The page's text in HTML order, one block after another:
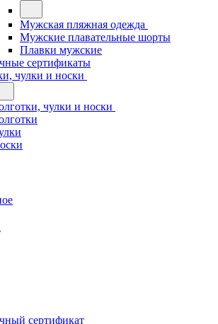
Мужская пляжная одежда
Мужские плавательные шорты
Плавки мужские
сертификаты
чулки и носки
чулки и носки
сертификат